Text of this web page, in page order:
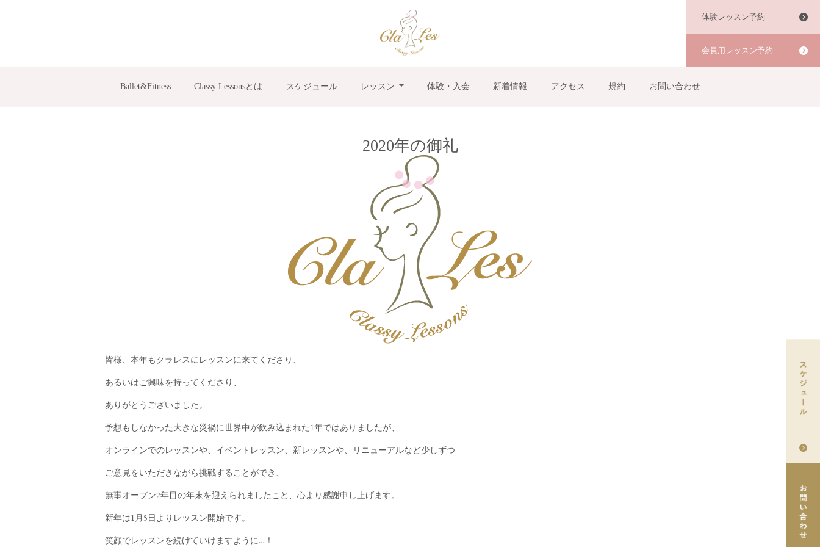
体験レッスン予約
会員用レッスン予約
Ballet&Fitness Classy Lessonsとは スケジュール レッスン 体験・入会 新着情報 アクセス 規約 お問い合わせ
2020年の御礼
皆様、本年もクラレスにレッスンに来てくださり、
あるいはご興味を持ってくださり、
ありがとうございました。
予想もしなかった大きな災禍に世界中が飲み込まれた1年ではありましたが、
オンラインでのレッスンや、イベントレッスン、新レッスンや、リニューアルなど少しずつ
ご意見をいただきながら挑戦することができ、
無事オープン2年目の年末を迎えられましたこと、心より感謝申し上げます。
新年は1月5日よりレッスン開始です。
笑顔でレッスンを続けていけますように…！